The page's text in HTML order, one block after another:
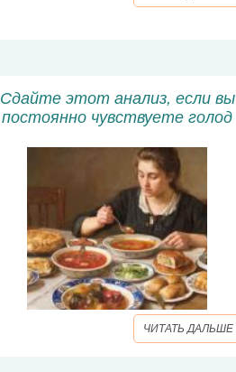
Сдайте этот анализ, если вы
постоянно чувствуете голод
ЧИТАТЬ ДАЛЬШЕ